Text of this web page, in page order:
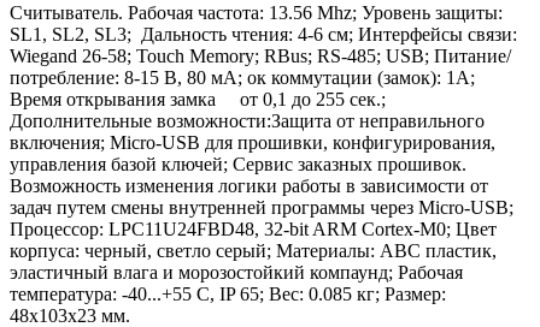
Считыватель. Рабочая частота: 13.56 Mhz; Уровень защиты:
SL1, SL2, SL3; Дальность чтения: 4-6 см; Интерфейсы связи:
Wiegand 26-58; Touch Memory; RBus; RS-485; USB; Питание/
потребление: 8-15 В, 80 мА; ок коммутации (замок): 1А;
Время открывания замка от 0,1 до 255 сек.;
Дополнительные возможности:Защита от неправильного
включения; Micro-USB для прошивки, конфигурирования,
управления базой ключей; Сервис заказных прошивок.
Возможность изменения логики работы в зависимости от
задач путем смены внутренней программы через Micro-USB;
Процессор: LPC11U24FBD48, 32-bit ARM Cortex-M0; Цвет
корпуса: черный, светло серый; Материалы: АВС пластик,
эластичный влага и морозостойкий компаунд; Рабочая
температура: -40...+55 C, IP 65; Вес: 0.085 кг; Размер:
48х103х23 мм.